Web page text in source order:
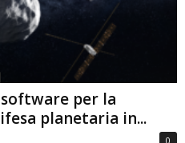
per la
planetaria in...
0